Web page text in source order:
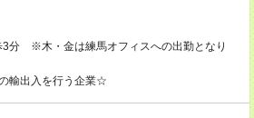
3分 ※木・金は練馬オフィスへの出勤となり
輸出入を行う企業☆